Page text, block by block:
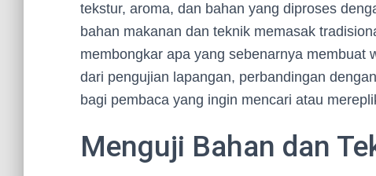
tekstur, aroma, dan bahan yang diproses
bahan makanan dan teknik memasak
membongkar apa yang sebenarnya
dari pengujian lapangan, perbandingan
bagi pembaca yang ingin mencari atau
Menguji Bahan dan